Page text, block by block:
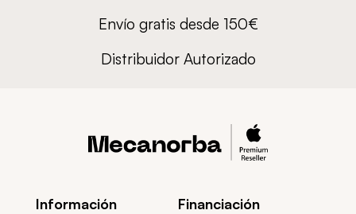
Envío gratis desde 150€
Distribuidor Autorizado
Información Financiación